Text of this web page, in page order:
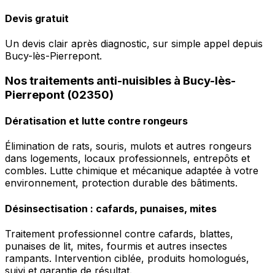
Devis gratuit
Un devis clair après diagnostic, sur simple appel depuis
Bucy-lès-Pierrepont.
Nos traitements anti-nuisibles à Bucy-lès-
Pierrepont (02350)
Dératisation et lutte contre rongeurs
Élimination de rats, souris, mulots et autres rongeurs
dans logements, locaux professionnels, entrepôts et
combles. Lutte chimique et mécanique adaptée à votre
environnement, protection durable des bâtiments.
Désinsectisation : cafards, punaises, mites
Traitement professionnel contre cafards, blattes,
punaises de lit, mites, fourmis et autres insectes
rampants. Intervention ciblée, produits homologués,
suivi et garantie de résultat.